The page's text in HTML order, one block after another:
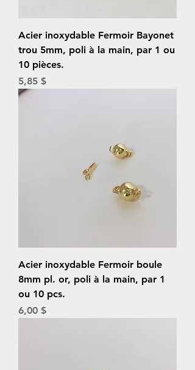
Acier inoxydable Fermoir Bayonet
trou 5mm, poli à la main, par 1 ou
10 pièces.
Prix
5,85 $
Acier inoxydable Fermoir boule
8mm pl. or, poli à la main, par 1
ou 10 pcs.
Prix
6,00 $